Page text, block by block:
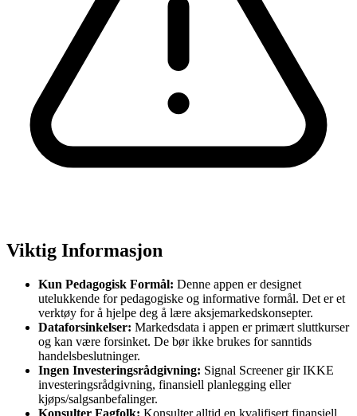
Viktig Informasjon
Kun Pedagogisk Formål: Denne appen er designet
utelukkende for pedagogiske og informative formål. Det er et
verktøy for å hjelpe deg å lære aksjemarkedskonsepter.
Dataforsinkelser: Markedsdata i appen er primært sluttkurser
og kan være forsinket. De bør ikke brukes for sanntids
handelsbeslutninger.
Ingen Investeringsrådgivning: Signal Screener gir IKKE
investeringsrådgivning, finansiell planlegging eller
kjøps/salgsanbefalinger.